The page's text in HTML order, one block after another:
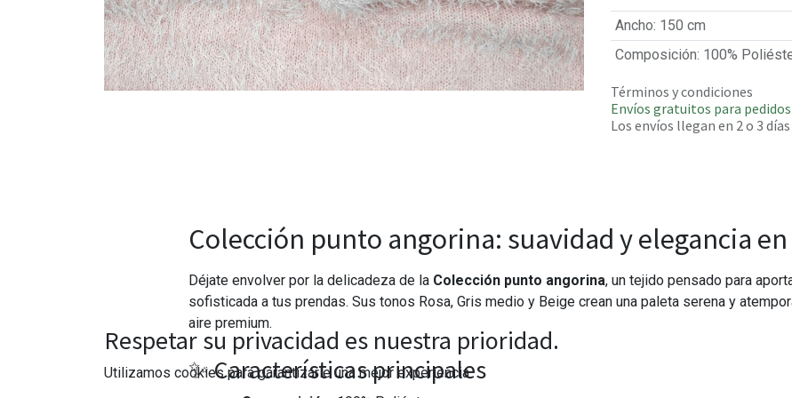
Ancho: 150 cm
Composición: 100%
Términos y condiciones
Envíos gratuitos para pedidos
Los envíos llegan en 2 o 3
Colección punto angorina: suavidad y elegancia
Déjate envolver por la delicadeza de la Colección punto angorina, un tejido pensado para
sofisticada a tus prendas. Sus tonos Rosa, Gris medio y Beige crean una paleta serena y
aire premium.
✨ Características principales
Respetar su privacidad es nuestra prioridad.
Utilizamos cookies para garantizarle una mejor experiencia.